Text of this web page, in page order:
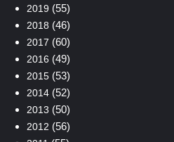
2019 (55)
2018 (46)
2017 (60)
2016 (49)
2015(53)
2014(52)
2013 (50)
2012 (56)